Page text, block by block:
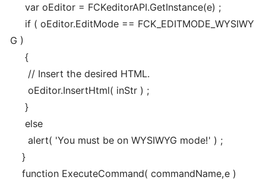
var oEditor = FCKeditorAPI.GetInstance(e) ;
if ( oEditor.EditMode == FCK_EDITMODE_WYSIWY
G )
{
// Insert the desired HTML.
oEditor.InsertHtml( inStr ) ;
}
else
alert( 'You must be on WYSIWYG mode!' ) ;
}
function ExecuteCommand( commandName,e )